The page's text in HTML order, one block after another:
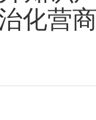
化营